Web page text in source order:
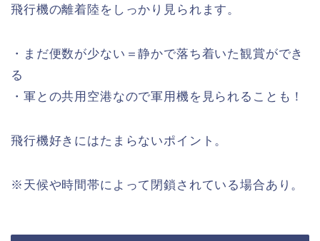
飛行機の離着陸をしっかり見られます。
・まだ便数が少ない＝静かで落ち着いた観賞ができ
る
・軍との共用空港なので軍用機を見られることも！
飛行機好きにはたまらないポイント。
※天候や時間帯によって閉鎖されている場合あり。